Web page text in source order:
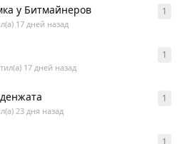
у Битмайнеров
17 дней назад
1
17 дней назад
1
23 дня назад
1
1